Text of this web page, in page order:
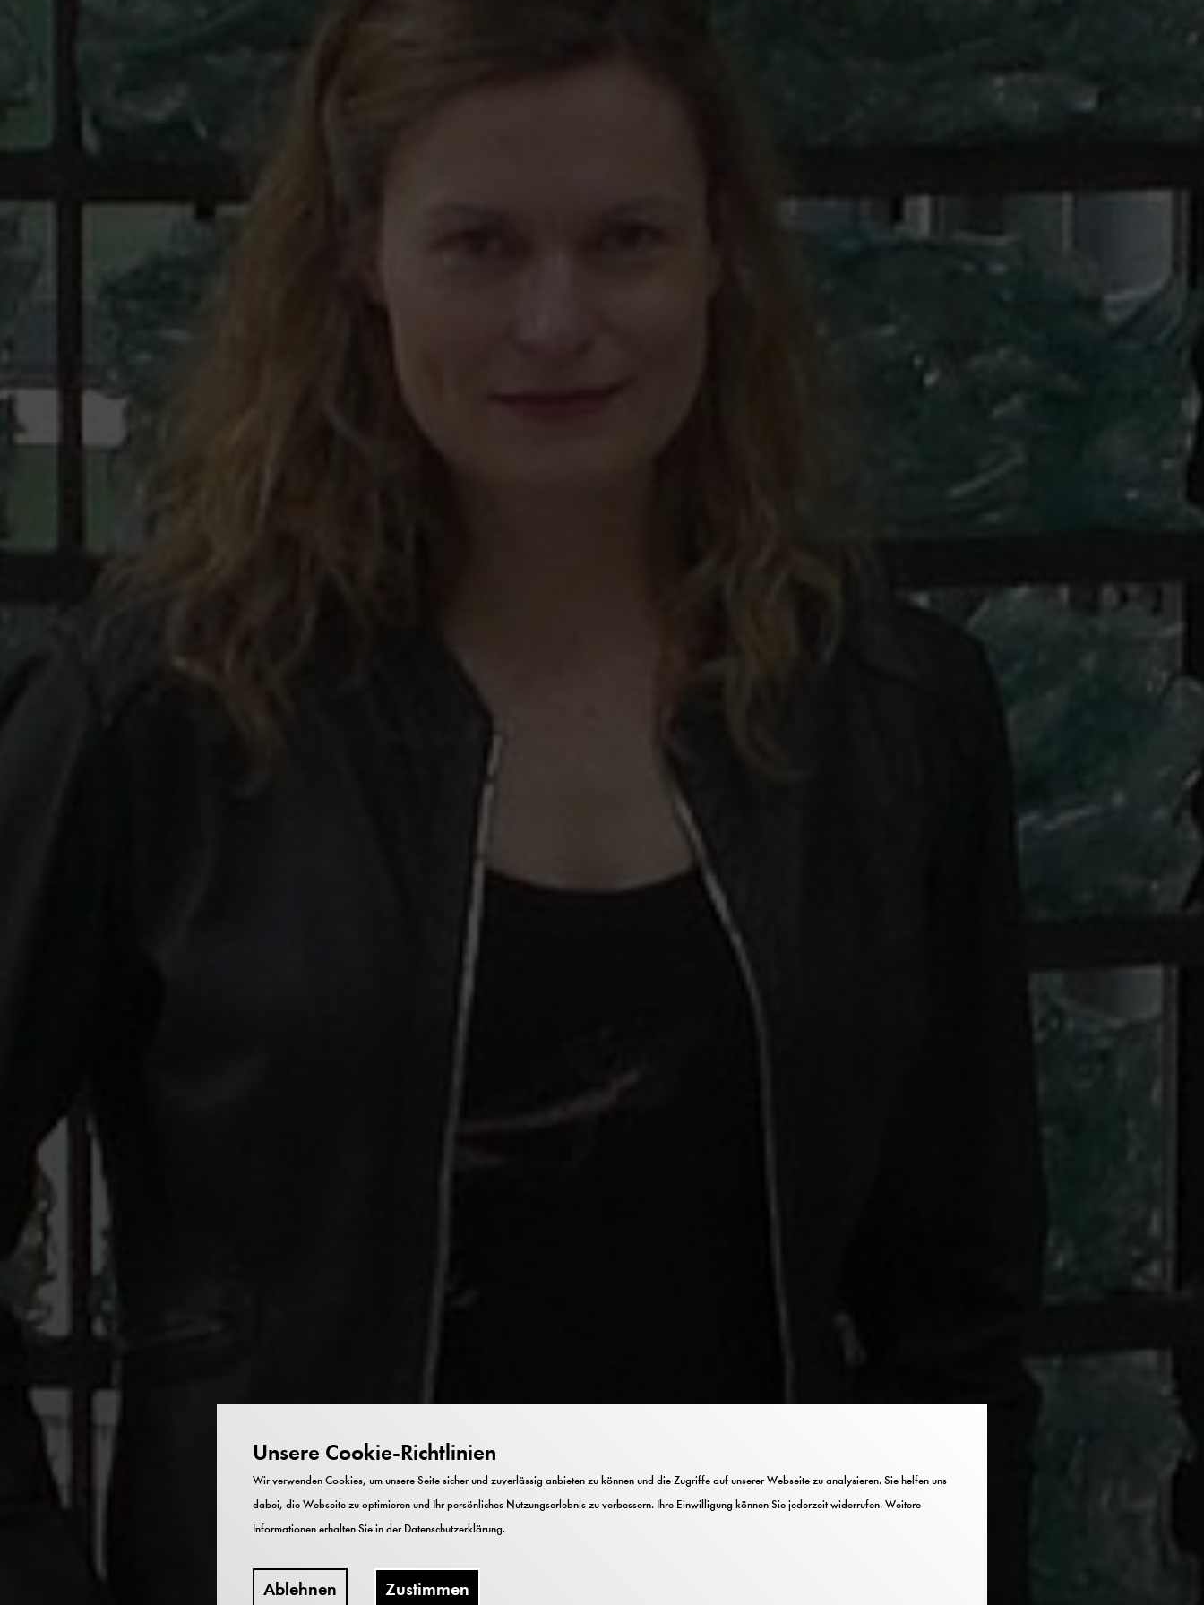
Unsere Cookie-Richtlinien
Wir verwenden Cookies, um unsere Seite sicher und zuverlässig anbieten zu können und die Zugriffe auf unserer Webseite zu analysieren. Sie helfen uns
dabei, die Webseite zu optimieren und Ihr persönliches Nutzungserlebnis zu verbessern. Ihre Einwilligung können Sie jederzeit widerrufen. Weitere
Informationen erhalten Sie in derDatenschutzerklärung.
Ablehnen Zustimmen